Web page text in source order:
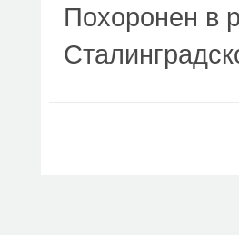
Похоронен в